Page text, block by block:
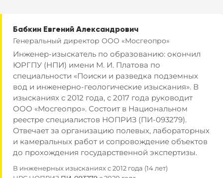
Бабкин Евгений Александрович
Генеральный директор ООО «Мосгеопро»
Инженер-изыскатель по образованию: окончил
ЮРГПУ (НПИ) имени М. И. Платова по
специальности «Поиски и разведка подземных
вод и инженерно-геологические изыскания». В
изысканиях с 2012 года, с 2017 года руководит
ООО «Мосгеопро». Состоит в Национальном
реестре специалистов НОПРИЗ (ПИ-093279).
Отвечает за организацию полевых, лабораторных
и камеральных работ и сопровождение объектов
до прохождения государственной экспертизы.
В инженерных изысканиях с 2012 года (14 лет)